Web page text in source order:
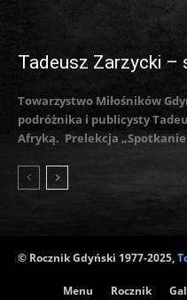
Tadeusz Zarzycki –
Towarzystwo Miłośników
podróżnika i publicysty
Afryką. Prelekcja
© Rocznik Gdyński 1977-2025,
Menu Rocznik